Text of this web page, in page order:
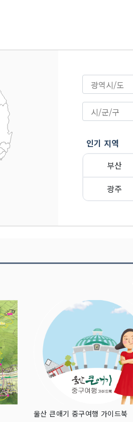
인기 지역
부산
광주
울산 큰애기 중구여행 가이드북